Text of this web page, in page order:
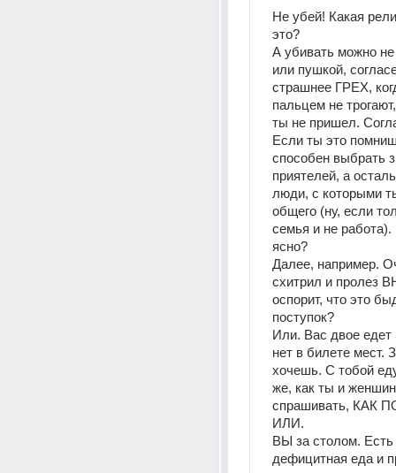
Не убей! Какая
это?
А убивать можно
или пушкой,
страшнее ГРЕХ,
пальцем не
ты не пришел.
Если ты это
способен выбрать
приятелей, а
люди, с которыми
общего (ну, если
семья и не работа).
ясно?
Далее, например.
схитрил и пролез
оспорит, что это
поступок?
Или. Вас двое едет
нет в билете мест.
хочешь. С тобой
же, как ты и
спрашивать, КАК
ИЛИ.
ВЫ за столом. Есть
дефицитная еда и